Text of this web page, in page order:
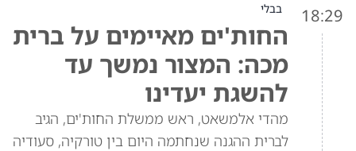
18:29 בבלי
החות'ים מאיימים על ברית
מכה: המצור נמשך עד
להשגת יעדינו
מהדי אלמשאט, ראש ממשלת החות'ים, הגיב
לברית ההגנה שנחתמה היום בין טורקיה, סעודיה